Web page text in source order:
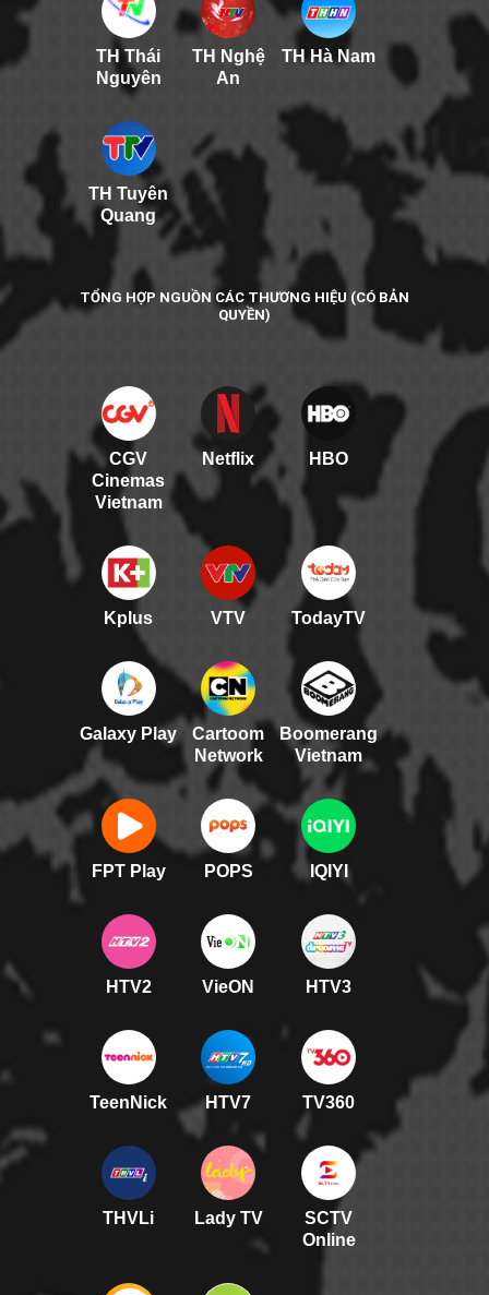
TH Thái
Nguyên
TH Nghệ
An
TH Hà Nam
TH Tuyên
Quang
TỔNG HỢP NGUỒN CÁC THƯƠNG HIỆU (CÓ BẢN
QUYỀN)
CGV
Cinemas
Vietnam
Netflix HBO
Kplus VTV TodayTV
Galaxy Play
Cartoom
Network
Boomerang
Vietnam
FPT Play POPS IQIYI
HTV2 VieON HTV3
TeenNick HTV7 TV360
THVLi Lady TV
SCTV
Online